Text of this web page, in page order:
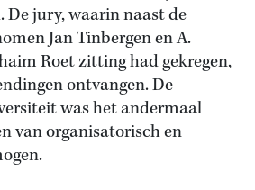
De jury, waarin naast de
Jan Tinbergen en A.
Roet zitting had gekregen,
ontvangen. De
was het andermaal
van organisatorisch en